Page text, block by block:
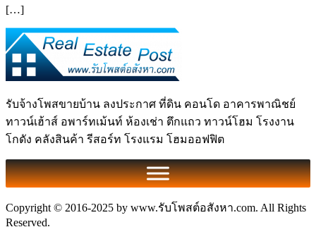
[…]
รับจ้างโพสขายบ้าน ลงประกาศ ที่ดิน คอนโด อาคารพาณิชย์
ทาวน์เฮ้าส์ อพาร์ทเม้นท์ ห้องเช่า ตึกแถว ทาวน์โฮม โรงงาน
โกดัง คลังสินค้า รีสอร์ท โรงแรม โฮมออฟฟิต
Copyright © 2016-2025 by www.รับโพสต์อสังหา.com. All Rights
Reserved.